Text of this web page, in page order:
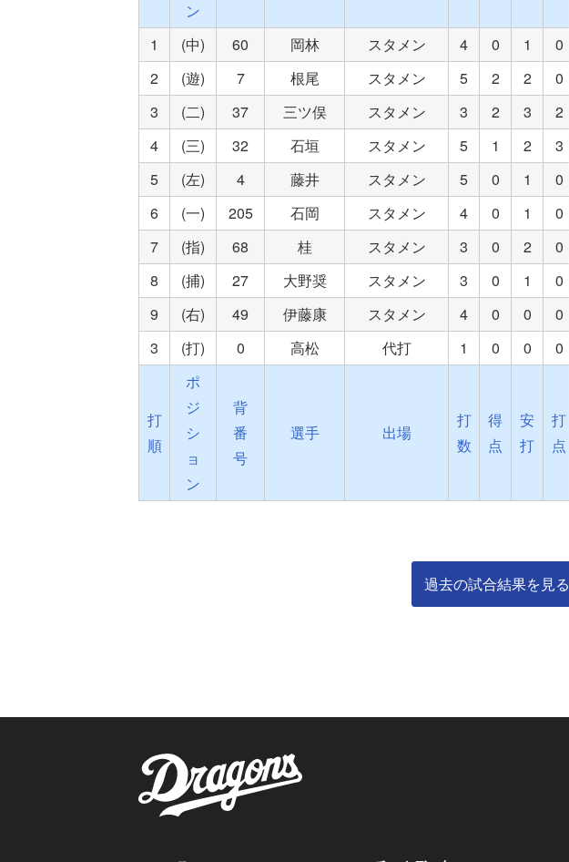
ン
1 (中) 60 岡林 スタメン 4 0 1 0
2
(遊) 7 根尾 スタメン 5 2 2 0
3
(二) 37 三ツ俣 スタメン 3 2 3 2
4
(三) 32 石垣 スタメン 5 1 2 3
5
(左) 4 藤井 スタメン 5 0 1 0
6
(一) 205 石岡 スタメン 4 0 1 0
7
(指) 68 桂 スタメン 3 0 2 0
8
(捕) 27 大野奨 スタメン 3 0 1 0
9
(右) 49 伊藤康 スタメン 4 0 0 0
3
(打) 0 高松 代打 1 0 0 0
打
順
ポ
ジ
シ
ョ
ン
背
番
号
選手 出場
打
数
得
点
安
打
打
点
過去の試合結果を見る